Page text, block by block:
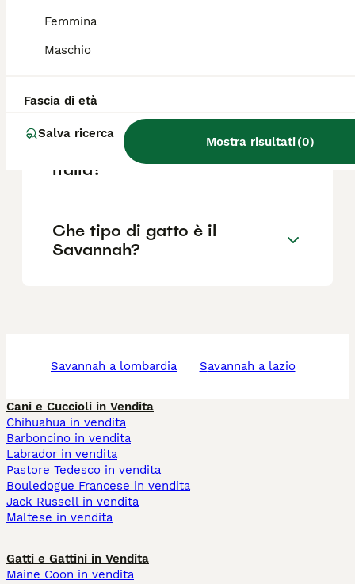
Femmina
Maschio
Fascia di età
Salva ricerca
Mostra risultati(0)
Come avere un Savannah in
Italia?
Che tipo di gatto è il
Savannah?
savannah a lombardia savannah a lazio
Cani e Cuccioli in Vendita
Chihuahua in vendita
Barboncino in vendita
Labrador in vendita
Pastore Tedesco in vendita
Bouledogue Francese in vendita
Jack Russell in vendita
Maltese in vendita
Gatti e Gattini in Vendita
Maine Coon in vendita